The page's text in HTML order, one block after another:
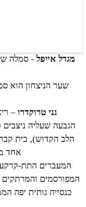
מגדל אייפל
גני טרוקדרו –
הלב הקדוש), בית
אחד
המפורסמים והמרתקים